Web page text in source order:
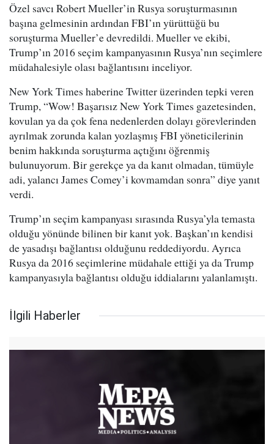
Özel savcı Robert Mueller’in Rusya soruşturmasının
başına gelmesinin ardından FBI’ın yürüttüğü bu
soruşturma Mueller’e devredildi. Mueller ve ekibi,
Trump’ın 2016 seçim kampanyasının Rusya’nın seçimlere
müdahalesiyle olası bağlantısını inceliyor.
New York Times haberine Twitter üzerinden tepki veren
Trump, “Wow! Başarısız New York Times gazetesinden,
kovulan ya da çok fena nedenlerden dolayı görevlerinden
ayrılmak zorunda kalan yozlaşmış FBI yöneticilerinin
benim hakkında soruşturma açtığını öğrenmiş
bulunuyorum. Bir gerekçe ya da kanıt olmadan, tümüyle
adi, yalancı James Comey’i kovmamdan sonra” diye yanıt
verdi.
Trump’ın seçim kampanyası sırasında Rusya’yla temasta
olduğu yönünde bilinen bir kanıt yok. Başkan’ın kendisi
de yasadışı bağlantısı olduğunu reddediyordu. Ayrıca
Rusya da 2016 seçimlerine müdahale ettiği ya da Trump
kampanyasıyla bağlantısı olduğu iddialarını yalanlamıştı.
İlgili Haberler